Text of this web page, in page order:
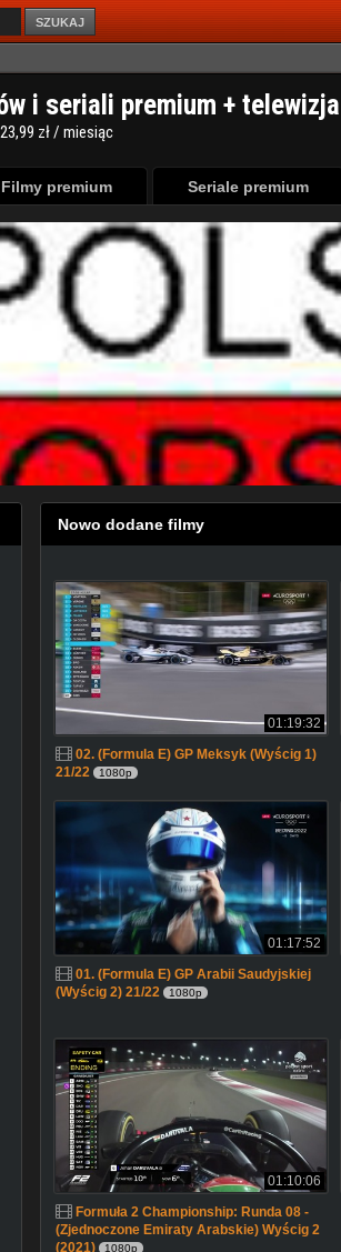
SZUKAJ
Filmy premium Seriale premium
Nowo dodane filmy
01:19:32
02. (Formula E) GP Meksyk (Wyścig 1)
21/22
1080p
01:17:52
01. (Formula E) GP Arabii Saudyjskiej
(Wyścig 2) 21/22
1080p
01:10:06
Formuła 2 Championship: Runda 08 -
(Zjednoczone Emiraty Arabskie) Wyścig 2
(2021)
1080p